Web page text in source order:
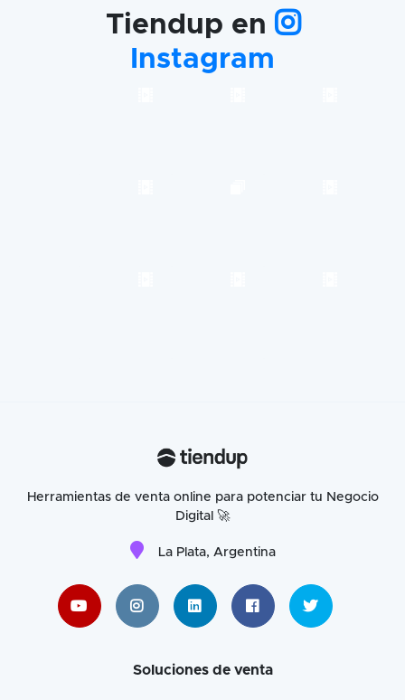
Tiendup en
Instagram
Herramientas de venta online para potenciar tu Negocio
Digital 🚀
La Plata, Argentina
Soluciones de venta